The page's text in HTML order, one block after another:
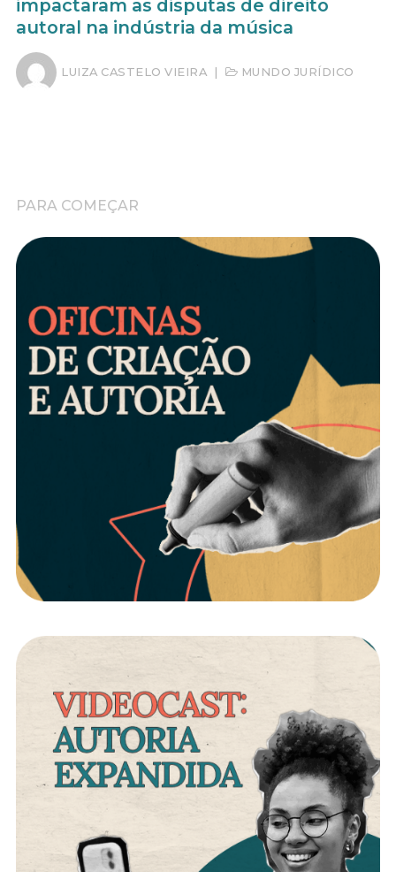
impactaram as disputas de direito
autoral na indústria da música
LUIZA CASTELO VIEIRA | MUNDO JURÍDICO
PARA COMEÇAR